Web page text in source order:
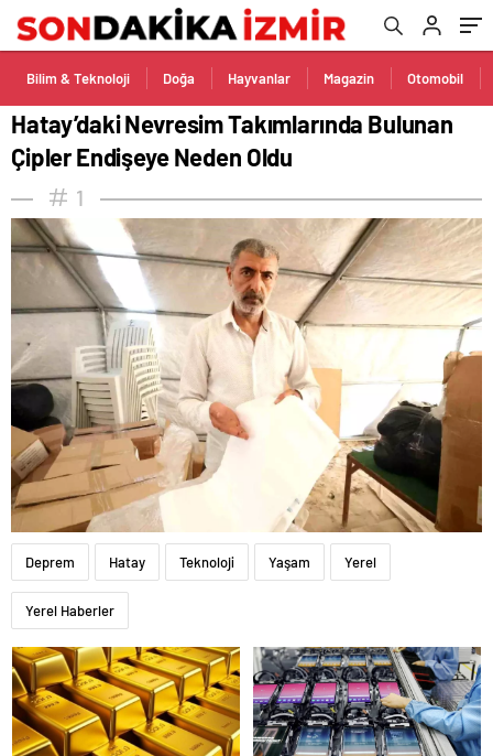
Bilim & Teknoloji Doğa Hayvanlar Magazin Otomobil
Hatay’daki Nevresim Takımlarında Bulunan
Çipler Endişeye Neden Oldu
1
Deprem Hatay Teknoloji Yaşam Yerel
Yerel Haberler